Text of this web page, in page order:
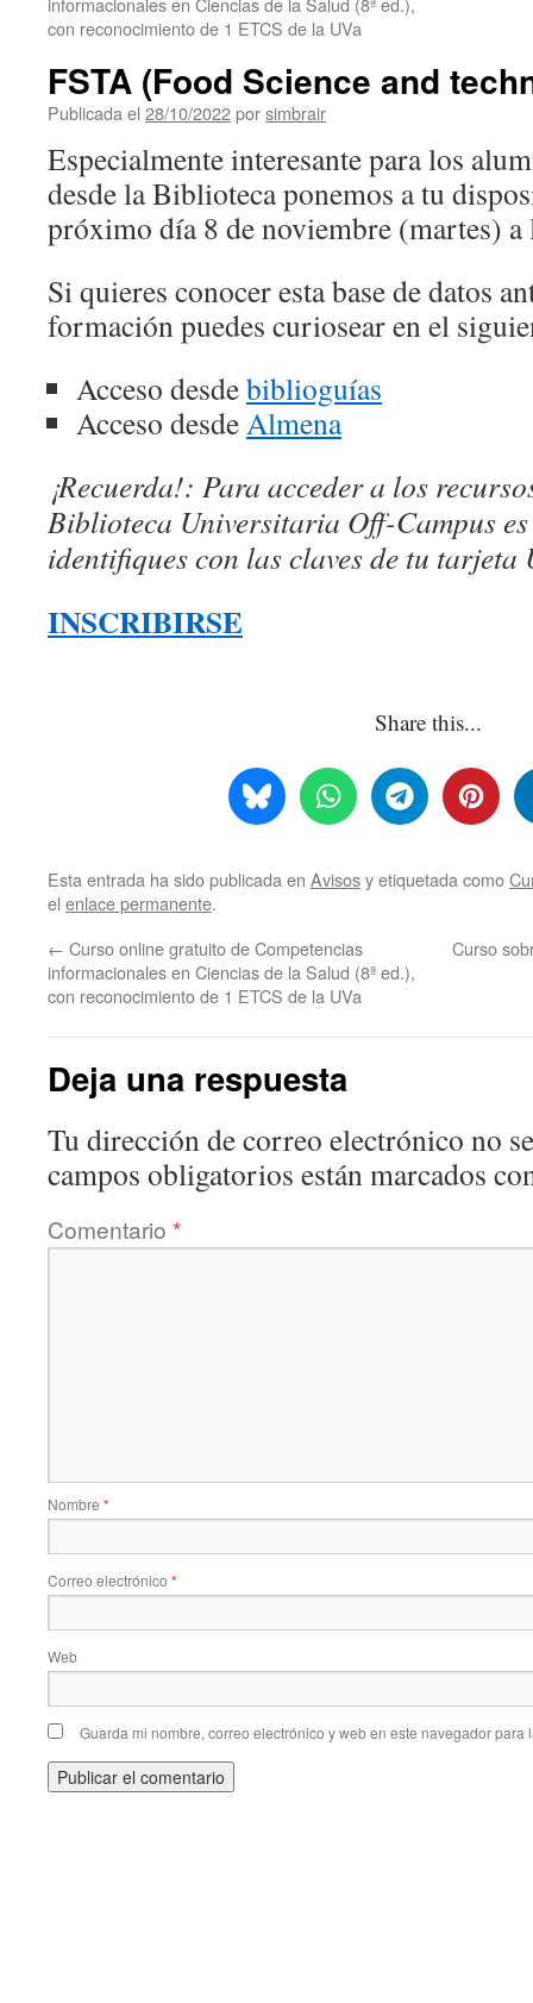
con reconocimiento de 1 ETCS de la UVa
FSTA (Food Science and
Publicada el 28/10/2022porsimbrair
Especialmente interesante para los
desde la Biblioteca ponemos a tu
próximo día 8 de noviembre (martes) a
Si quieres conocer esta base de datos
formación puedes curiosear en el
Acceso desdebiblioguías
Acceso desdeAlmena
¡Recuerda!: Para acceder a los
Biblioteca Universitaria Off-Campus
identifiques con las claves de tu tarjeta
INSCRIBIRSE
Share this...
Esta entrada ha sido publicada en Avisosy etiquetada como
el enlace permanente.
← Curso online gratuito de Competencias
informacionales en Ciencias de la Salud (8ª ed.),
con reconocimiento de 1 ETCS de la UVa
Curso
Deja una respuesta
Tu dirección de correo electrónico no
campos obligatorios están marcados
Comentario *
Nombre *
Correo electrónico *
Web
Guarda mi nombre, correo electrónico y web en este navegador para